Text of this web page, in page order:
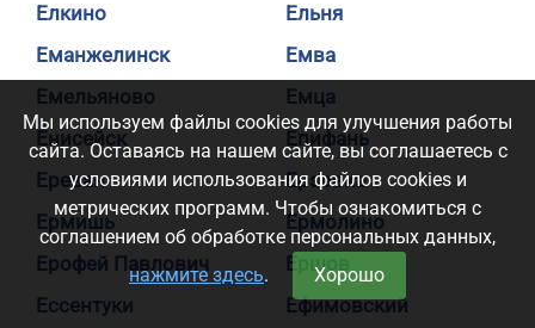
Елкино
Ельня
Еманжелинск
Емва
Емельяново
Емца
Енисейск
Епифань
Ереван
Ерзовка
Ермишь
Ермолино
Ерофей Павлович
Ершов
Ессентуки
Ефимовский
Мы используем файлы cookies для улучшения работы
сайта. Оставаясь на нашем сайте, вы соглашаетесь с
условиями использования файлов cookies и
метрических программ. Чтобы ознакомиться с
соглашением об обработке персональных данных,
нажмите здесь. Хорошо